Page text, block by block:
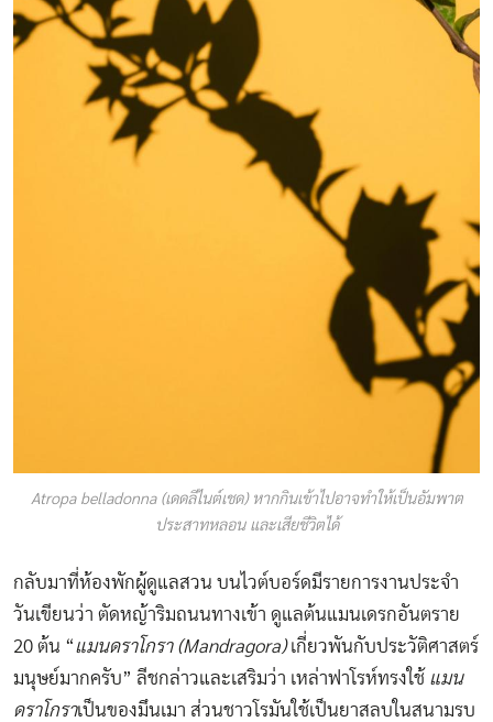
Atropa belladonna (เดดลีไนต์เชด) หากกินเข้าไปอาจทำให้เป็นอัมพาต
ประสาทหลอน และเสียชีวิตได้
กลับมาที่ห้องพักผู้ดูแลสวน บนไวต์บอร์ดมีรายการงานประจำ
วันเขียนว่า ตัดหญ้าริมถนนทางเข้า ดูแลต้นแมนเดรกอันตราย
20 ต้น “แมนดราโกรา (Mandragora)เกี่ยวพันกับประวัติศาสตร์
มนุษย์มากครับ” ลีชกล่าวและเสริมว่า เหล่าฟาโรห์ทรงใช้ แมน
ดราโกราเป็นของมึนเมา ส่วนชาวโรมันใช้เป็นยาสลบในสนามรบ